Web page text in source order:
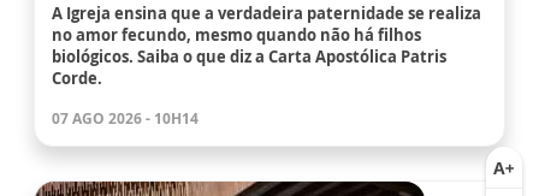
A Igreja ensina que a verdadeira paternidade se realiza
no amor fecundo, mesmo quando não há filhos
biológicos. Saiba o que diz a Carta Apostólica Patris
Corde.
07 AGO 2026 - 10H14